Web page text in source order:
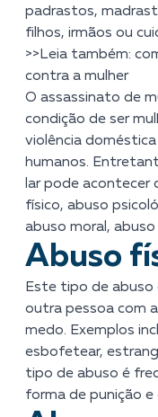
padrastos,
filhos, irmãos ou
>>Leia também:
contra a mulher
O assassinato de
condição de ser
violência
humanos.
lar pode acontecer
físico, abuso
abuso moral,
Abuso
Este tipo de
outra pessoa com
medo. Exemplos
esbofetear,
tipo de abuso é
forma de punição